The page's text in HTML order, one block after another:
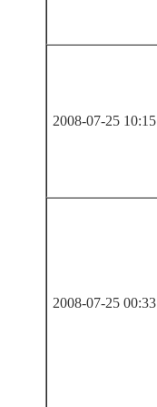
2008-07-25 10:15
2008-07-25 00:33